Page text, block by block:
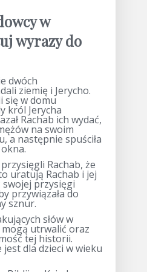
w
wyrazy do
dwóch
ziemię i Jerycho.
się w domu
król Jerycha
Rachab ich wydać,
na swoim
a następnie spuściła
Rachab, że
uratują Rachab i jej
swojej przysięgi
przywiązała do
sznur.
słów w
utrwalić oraz
tej historii.
dla dzieci w wieku